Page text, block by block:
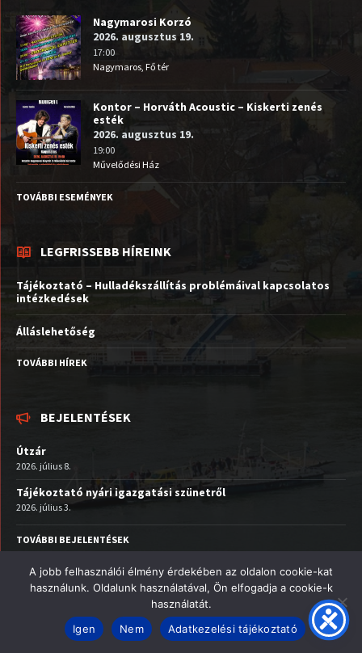
Nagymarosi Korzó
2026. augusztus 19.
17:00
Nagymaros, Fő tér
Kontor – Horváth Acoustic – Kiskerti zenés
esték
2026. augusztus 19.
19:00
Művelődési Ház
TOVÁBBI ESEMÉNYEK
LEGFRISSEBB HÍREINK
Tájékoztató – Hulladékszállítás problémáival kapcsolatos
intézkedések
Álláslehetőség
TOVÁBBI HÍREK
BEJELENTÉSEK
Útzár
2026. július 8.
Tájékoztató nyári igazgatási szünetről
2026. július 3.
TOVÁBBI BEJELENTÉSEK
Facebook
EmailYouTube
A jobb felhasználói élmény érdekében az oldalon cookie-kat
használunk. Oldalunk használatával, Ön elfogadja a cookie-k
használatát.
Igen
Nem Adatkezelési tájékoztató